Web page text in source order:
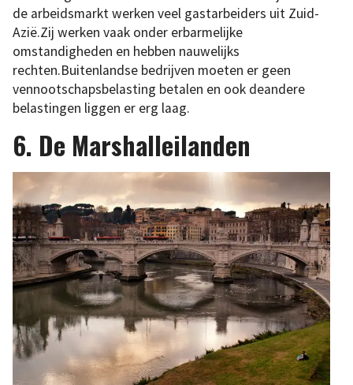
de arbeidsmarkt werken veel gastarbeiders uit Zuid-
Azië.Zij werken vaak onder erbarmelijke
omstandigheden en hebben nauwelijks
rechten.Buitenlandse bedrijven moeten er geen
vennootschapsbelasting betalen en ook deandere
belastingen liggen er erg laag.
6. De Marshalleilanden